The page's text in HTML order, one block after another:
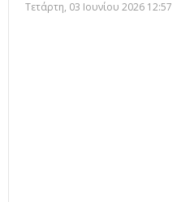
Τετάρτη, 03 Ιουνίου 2026 12:57